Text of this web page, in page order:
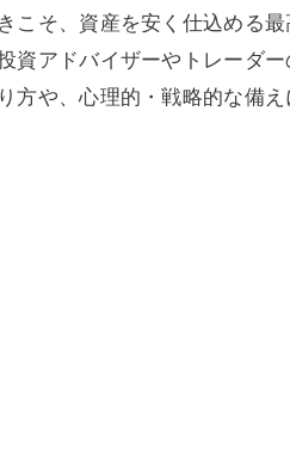
こそ、資産を安く仕込める
資アドバイザーやトレーダー
方や、心理的・戦略的な備え